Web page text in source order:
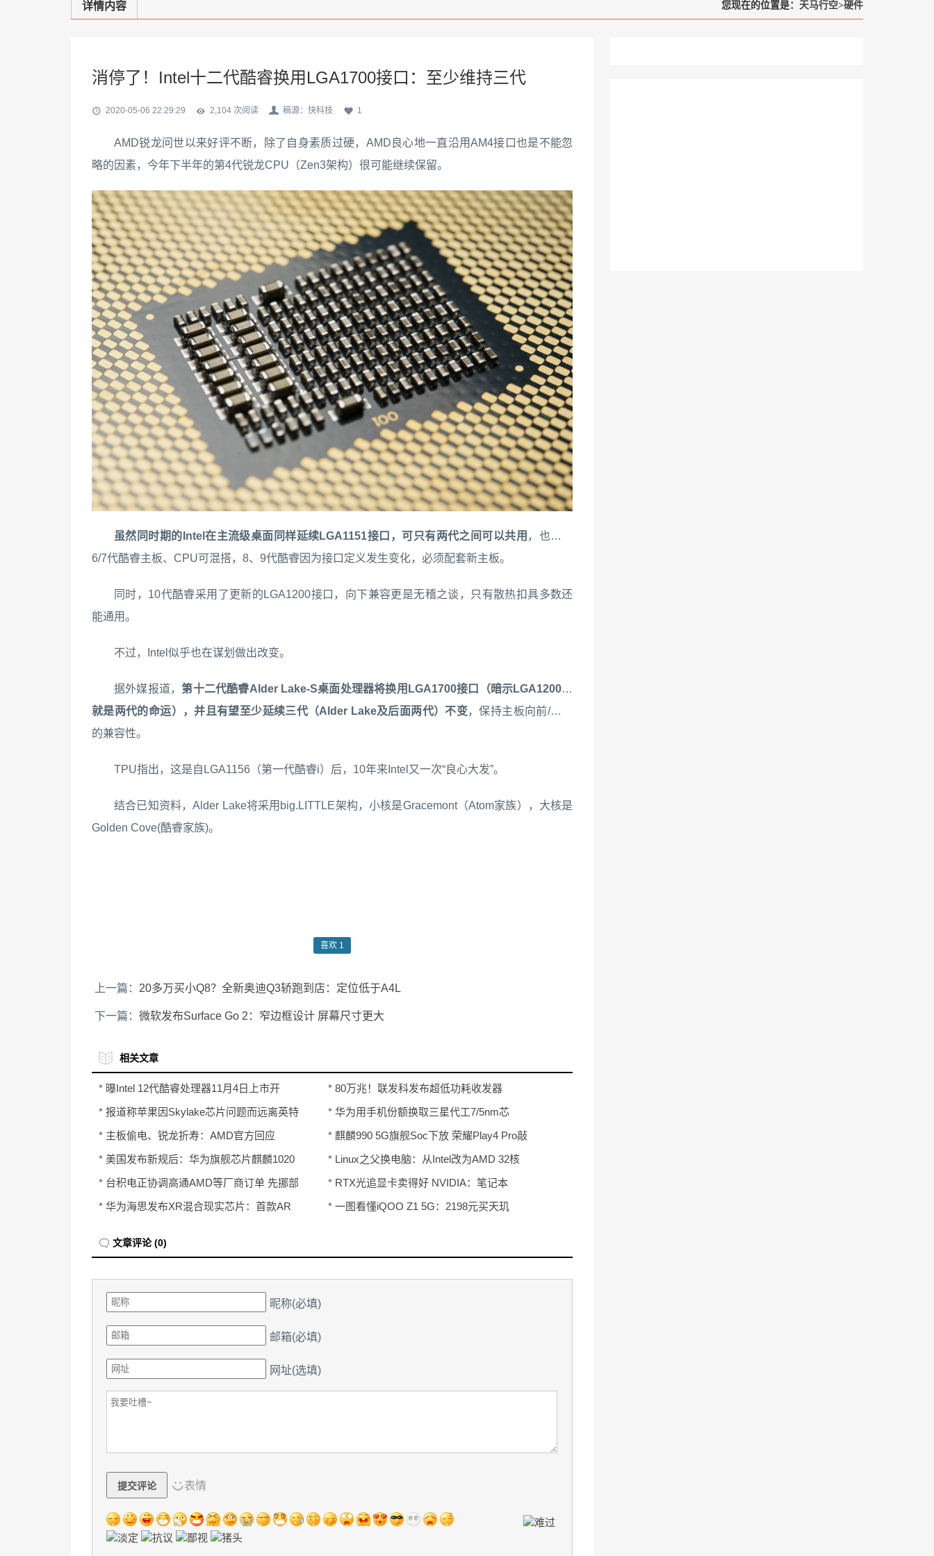
详情内容 您现在的位置是： 天马行空>硬件
消停了！Intel十二代酷睿换用LGA1700接口：至少维持三代
2020-05-06 22:29:29 2,104 次阅读 稿源：快科技 1
AMD锐龙问世以来好评不断，除了自身素质过硬，AMD良心地一直沿用AM4接口也是不能忽
略的因素，今年下半年的第4代锐龙CPU（Zen3架构）很可能继续保留。
虽然同时期的Intel在主流级桌面同样延续LGA1151接口，可只有两代之间可以共用 ，也就是
6/7代酷睿主板、CPU可混搭，8、9代酷睿因为接口定义发生变化，必须配套新主板。
同时，10代酷睿采用了更新的LGA1200接口，向下兼容更是无稽之谈，只有散热扣具多数还
能通用。
不过，Intel似乎也在谋划做出改变。
据外媒报道，第十二代酷睿Alder Lake-S桌面处理器将换用LGA1700接口（暗示LGA1200也
就是两代的命运），并且有望至少延续三代（Alder Lake及后面两代）不变，保持主板向前/向后
的兼容性。
TPU指出，这是自LGA1156（第一代酷睿i）后，10年来Intel又一次“良心大发”。
结合已知资料，Alder Lake将采用big.LITTLE架构，小核是Gracemont（Atom家族），大核是
Golden Cove(酷睿家族)。
喜欢 1
上一篇： 20多万买小Q8？全新奥迪Q3轿跑到店：定位低于A4L
下一篇： 微软发布Surface Go 2：窄边框设计 屏幕尺寸更大
相关文章
* 曝Intel 12代酷睿处理器11月4日上市开
卖：测试性能比Zen3快27%
* 80万兆！联发科发布超低功耗收发器
MT3729
* 报道称苹果因Skylake芯片问题而远离英特
* 华为用手机份额换取三星代工7/5nm芯
片？最新消息来了
* 主板偷电、锐龙折寿：AMD官方回应 * 麒麟990 5G旗舰Soc下放 荣耀Play4 Pro敲
定：6月3日发
* 美国发布新规后：华为旗舰芯片麒麟1020
暂不受影响
* Linux之父换电脑：从Intel改为AMD 32核
锐龙、编程速度快了3倍
* 台积电正协调高通AMD等厂商订单 先挪部
分给华为
* RTX光追显卡卖得好 NVIDIA：笔记本
GPU已占游戏业务30%
* 华为海思发布XR混合现实芯片：首款AR
* 一图看懂iQOO Z1 5G：2198元买天玑
文章评论 (0)
昵称(必填)
邮箱(必填)
网址(选填)
表情